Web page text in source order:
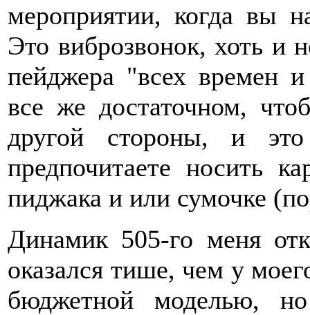
мероприятии, когда вы
Это виброзвонок, хоть и
пейджера "всех времен
все же достаточном,
другой стороны, и
предпочитаете носить
пиджака и или сумочке
Динамик 505-го меня
оказался тише, чем у
бюджетной моделью,